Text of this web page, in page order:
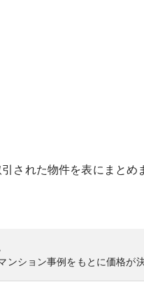
された物件を表にまとめ
ション事例をもとに価格が決